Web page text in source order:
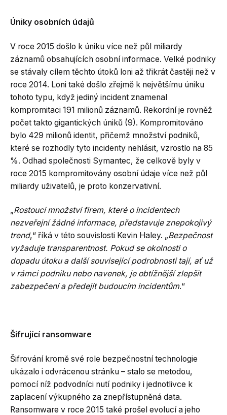
Úniky osobních údajů
V roce 2015 došlo k úniku více než půl miliardy
záznamů obsahujících osobní informace. Velké podniky
se stávaly cílem těchto útoků loni až třikrát častěji než v
roce 2014. Loni také došlo zřejmě k největšímu úniku
tohoto typu, když jediný incident znamenal
kompromitaci 191 milionů záznamů. Rekordní je rovněž
počet takto gigantických úniků (9). Kompromitováno
bylo 429 milionů identit, přičemž množství podniků,
které se rozhodly tyto incidenty nehlásit, vzrostlo na 85
%. Odhad společnosti Symantec, že celkově byly v
roce 2015 kompromitovány osobní údaje více než půl
miliardy uživatelů, je proto konzervativní.
„Rostoucí množství firem, které o incidentech
nezveřejní žádné informace, představuje znepokojivý
trend,“ říká v této souvislosti Kevin Haley. „Bezpečnost
vyžaduje transparentnost. Pokud se okolnosti o
dopadu útoku a další související podrobnosti tají, ať už
v rámci podniku nebo navenek, je obtížnější zlepšit
zabezpečení a předejít budoucím incidentům.“
Šifrující ransomware
Šifrování kromě své role bezpečnostní technologie
ukázalo i odvrácenou stránku – stalo se metodou,
pomocí níž podvodníci nutí podniky i jednotlivce k
zaplacení výkupného za znepřístupněná data.
Ransomware v roce 2015 také prošel evolucí a jeho